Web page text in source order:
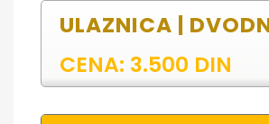
ULAZNICA |
CENA: 3.500 DIN